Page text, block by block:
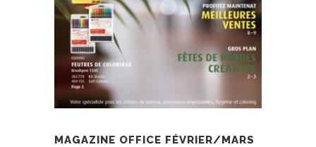
MAGAZINE OFFICE FÉVRIER/MARS